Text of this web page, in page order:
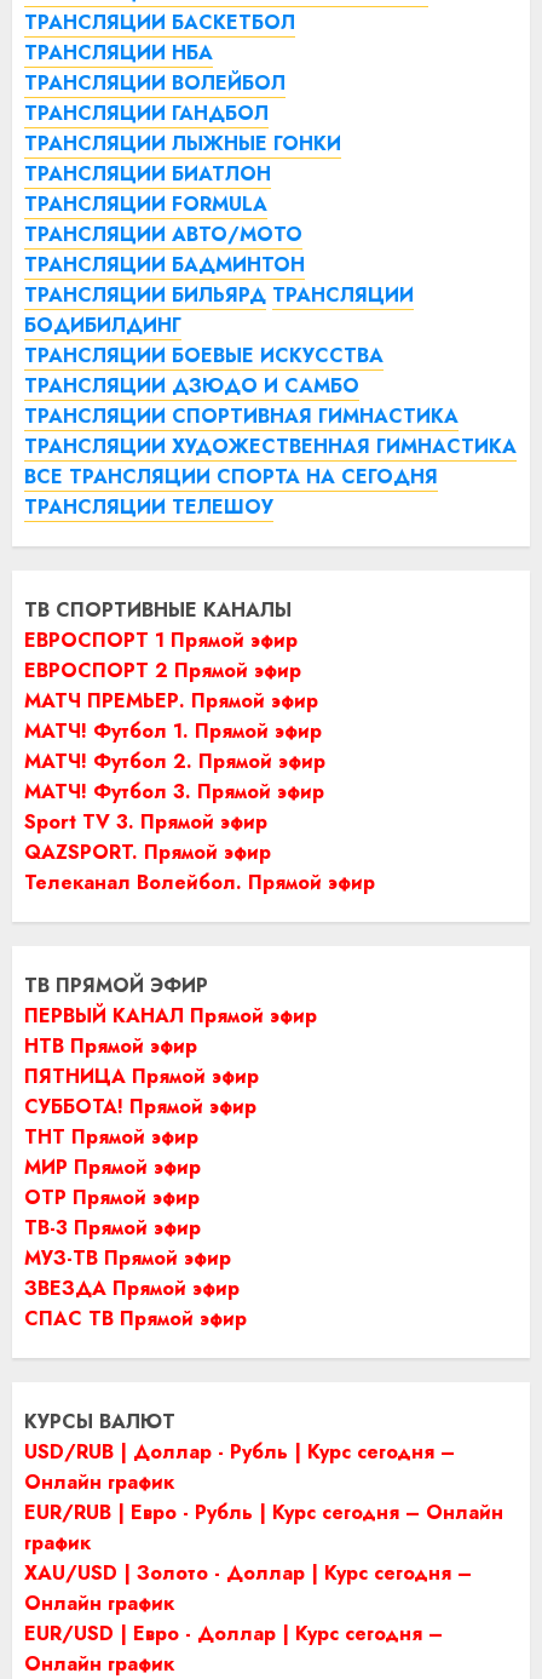
ТРАНСЛЯЦИИ БАСКЕТБОЛ
ТРАНСЛЯЦИИ НБА
ТРАНСЛЯЦИИ ВОЛЕЙБОЛ
ТРАНСЛЯЦИИ ГАНДБОЛ
ТРАНСЛЯЦИИ ЛЫЖНЫЕ ГОНКИ
ТРАНСЛЯЦИИ БИАТЛОН
ТРАНСЛЯЦИИ FORMULA
ТРАНСЛЯЦИИ АВТО/МОТО
ТРАНСЛЯЦИИ БАДМИНТОН
ТРАНСЛЯЦИИ БИЛЬЯРД ТРАНСЛЯЦИИ
БОДИБИЛДИНГ
ТРАНСЛЯЦИИ БОЕВЫЕ ИСКУССТВА
ТРАНСЛЯЦИИ ДЗЮДО И САМБО
ТРАНСЛЯЦИИ СПОРТИВНАЯ ГИМНАСТИКА
ТРАНСЛЯЦИИ ХУДОЖЕСТВЕННАЯ ГИМНАСТИКА
ВСЕ ТРАНСЛЯЦИИ СПОРТА НА СЕГОДНЯ
ТРАНСЛЯЦИИ ТЕЛЕШОУ
ТВ СПОРТИВНЫЕ КАНАЛЫ
ЕВРОСПОРТ 1 Прямой эфир
ЕВРОСПОРТ 2 Прямой эфир
МАТЧ ПРЕМЬЕР. Прямой эфир
МАТЧ! Футбол 1. Прямой эфир
МАТЧ! Футбол 2. Прямой эфир
МАТЧ! Футбол 3. Прямой эфир
Sport TV 3. Прямой эфир
QAZSPORT. Прямой эфир
Телеканал Волейбол. Прямой эфир
ТВ ПРЯМОЙ ЭФИР
ПЕРВЫЙ КАНАЛ Прямой эфир
НТВ Прямой эфир
ПЯТНИЦА Прямой эфир
СУББОТА! Прямой эфир
ТНТ Прямой эфир
МИР Прямой эфир
ОТР Прямой эфир
ТВ-3 Прямой эфир
МУЗ-ТВ Прямой эфир
ЗВЕЗДА Прямой эфир
СПАС ТВ Прямой эфир
КУРСЫ ВАЛЮТ
USD/RUB | Доллар - Рубль | Курс сегодня –
Онлайн график
EUR/RUB | Евро - Рубль | Курс сегодня – Онлайн
график
XAU/USD | Золото - Доллар | Курс сегодня –
Онлайн график
EUR/USD | Евро - Доллар | Курс сегодня –
Онлайн график